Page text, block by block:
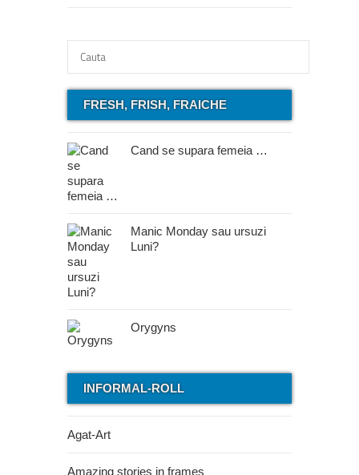
FRESH, FRISH, FRAICHE
Cand se supara femeia …
Manic Monday sau ursuzi
Luni?
Orygyns
INFORMAL-ROLL
Agat-Art
Amazing stories in frames